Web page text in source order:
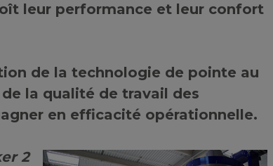
leur performance et leur confort
de la technologie de pointe au
la qualité de travail des
en efficacité opérationnelle.
2